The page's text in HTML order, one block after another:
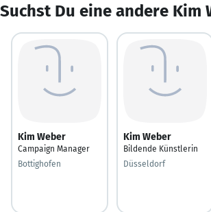
Suchst Du eine andere Kim
Kim Weber
Campaign Manager
Bottighofen
Kim Weber
Bildende Künstlerin
Düsseldorf